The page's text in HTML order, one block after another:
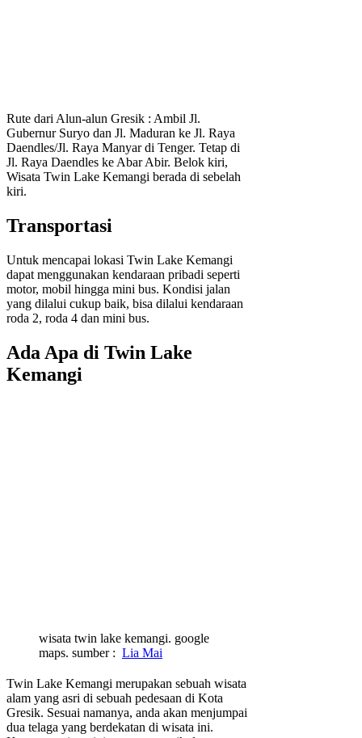
Rute dari Alun-alun Gresik : Ambil Jl.
Gubernur Suryo dan Jl. Maduran ke Jl. Raya
Daendles/Jl. Raya Manyar di Tenger. Tetap di
Jl. Raya Daendles ke Abar Abir. Belok kiri,
Wisata Twin Lake Kemangi berada di sebelah
kiri.
Transportasi
Untuk mencapai lokasi Twin Lake Kemangi
dapat menggunakan kendaraan pribadi seperti
motor, mobil hingga mini bus. Kondisi jalan
yang dilalui cukup baik, bisa dilalui kendaraan
roda 2, roda 4 dan mini bus.
Ada Apa di Twin Lake
Kemangi
wisata twin lake kemangi. google
maps. sumber : Lia Mai
Twin Lake Kemangi merupakan sebuah wisata
alam yang asri di sebuah pedesaan di Kota
Gresik. Sesuai namanya, anda akan menjumpai
dua telaga yang berdekatan di wisata ini.